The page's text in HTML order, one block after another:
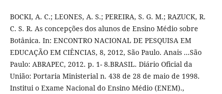
BOCKI, A. C.; LEONES, A. S.; PEREIRA, S. G. M.; RAZUCK, R.
C. S. R. As concepções dos alunos de Ensino Médio sobre
Botânica. In: ENCONTRO NACIONAL DE PESQUISA EM
EDUCAÇÃO EM CIÊNCIAS, 8, 2012, São Paulo. Anais ...São
Paulo: ABRAPEC, 2012. p. 1- 8.BRASIL. Diário Oficial da
União: Portaria Ministerial n. 438 de 28 de maio de 1998.
Institui o Exame Nacional do Ensino Médio (ENEM).,